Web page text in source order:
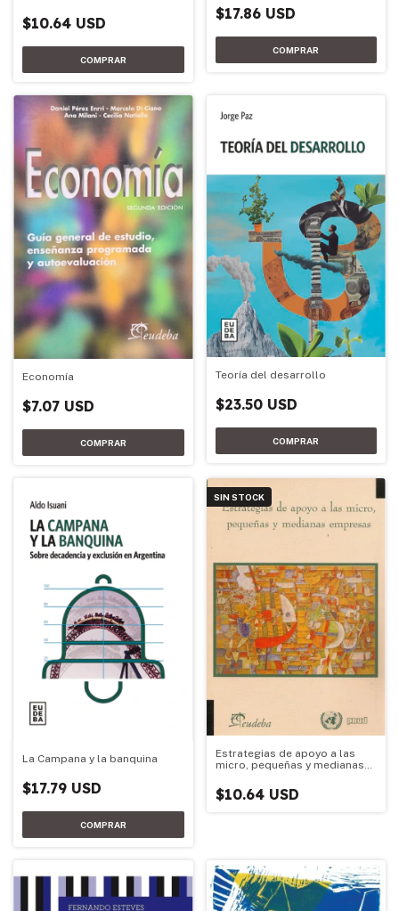
$10.64 USD
$17.86 USD
Economía
$7.07 USD
Teoría del desarrollo
$23.50 USD
La Campana y la banquina
$17.79 USD
SIN STOCK
Estrategias de apoyo a las
micro, pequeñas y medianas
$10.64 USD